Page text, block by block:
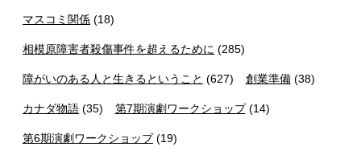
マスコミ関係 (18)
相模原障害者殺傷事件を超えるために (285)
障がいのある人と生きるということ (627) 創業準備(38)
カナダ物語 (35) 第7期演劇ワークショップ(14)
第6期演劇ワークショップ(19)